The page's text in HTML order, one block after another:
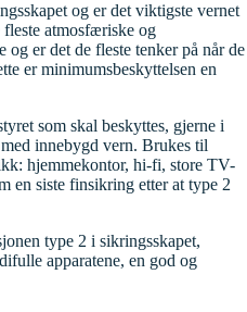
og er det viktigste vernet
atmosfæriske og
og er det de fleste tenker på når de
er minimumsbeskyttelsen en
som skal beskyttes, gjerne i
innebygd vern. Brukes til
hjemmekontor, hi-fi, store TV-
en siste finsikring etter at type 2
type 2 i sikringsskapet,
apparatene, en god og